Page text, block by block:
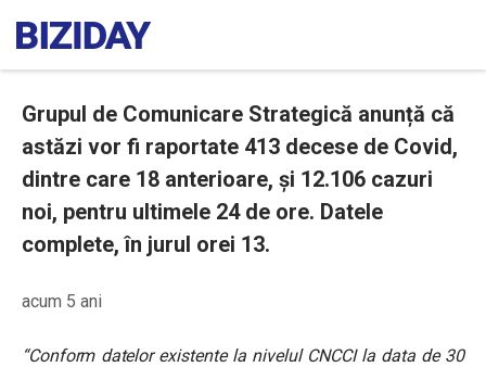
Grupul de Comunicare Strategică anunță că
astăzi vor fi raportate 413 decese de Covid,
dintre care 18 anterioare, și 12.106 cazuri
noi, pentru ultimele 24 de ore. Datele
complete, în jurul orei 13.
acum 5 ani
“Conform datelor existente la nivelul CNCCI la data de 30